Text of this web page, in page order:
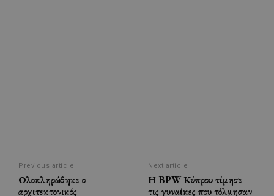
Previous article
Ολοκληρώθηκε ο
αρχιτεκτονικός
Next article
Η BPW Κύπρου τίμησε
τις γυναίκες που τόλμησαν